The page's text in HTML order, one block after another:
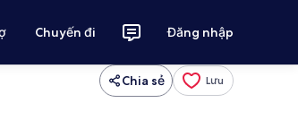
Chuyến đi Đăng nhập
Chia sẻ Lưu